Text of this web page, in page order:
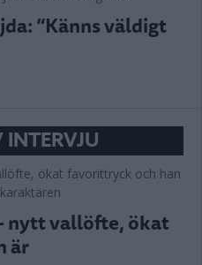
“Känns väldigt
INTERVJU
nytt vallöfte, ökat
är